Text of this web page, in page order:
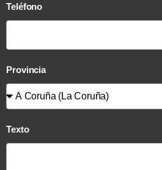
Teléfono
Provincia
Texto